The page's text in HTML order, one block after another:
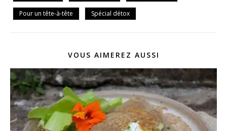
Pour un tête-à-tête Spécial détox
VOUS AIMEREZ AUSSI